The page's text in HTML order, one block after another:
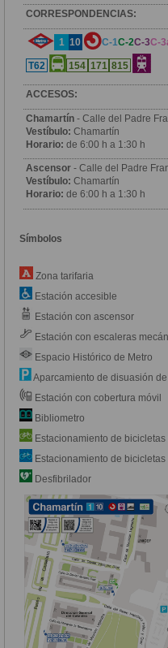
CORRESPONDENCIAS:
1 10 C-1C-2C-3C-
T62
154 171 815
ACCESOS:
Chamartín - Calle del Padre
Vestíbulo: Chamartín
Horario: de 6:00 h a 1:30 h
Ascensor - Calle del Padre
Vestíbulo: Chamartín
Horario: de 6:00 h a 1:30 h
Símbolos
Zona tarifaria
Estación accesible
Estación con ascensor
Estación con escaleras
Espacio Histórico de Metro
Aparcamiento de disuasión
Estación con cobertura móvil
Bibliometro
Estacionamiento de bicicletas
Estacionamiento de bicicletas
Desfibrilador